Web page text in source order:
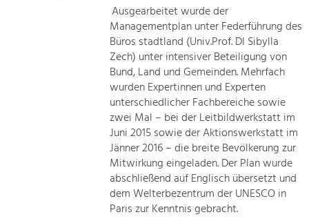
Soziales, Bildung &
Gleichberechtigung, Jugend und
Mobilität & Energie
Klimawandel, öffentlicher Verkehr und
Steigerung regionaler Wertschöpfung
Ausgearbeitet wurde der
Managementplan unter Federführung des
Büros stadtland (Univ.Prof. DI Sibylla
Zech) unter intensiver Beteiligung von
Bund, Land und Gemeinden. Mehrfach
wurden Expertinnen und Experten
unterschiedlicher Fachbereiche sowie
zwei Mal – bei der Leitbildwerkstatt im
Juni 2015 sowie der Aktionswerkstatt im
Jänner 2016 – die breite Bevölkerung zur
Mitwirkung eingeladen. Der Plan wurde
abschließend auf Englisch übersetzt und
dem Welterbezentrum der UNESCO in
Paris zur Kenntnis gebracht.